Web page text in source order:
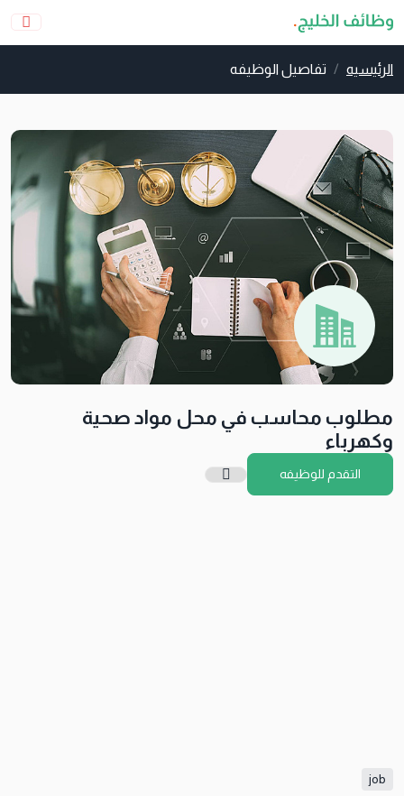
الرئيسيه تفاصيل الوظيفه
مطلوب محاسب في محل مواد صحية
وكهرباء
التقدم للوظيفه
job